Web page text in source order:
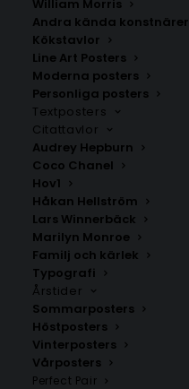
William Morris
Andra kända konstnärer
Kökstavlor
Line Art Posters
Moderna posters
Personliga posters
Textposters
Citattavlor
Audrey Hepburn
Coco Chanel
Hov1
Håkan Hellström
Lars Winnerbäck
Marilyn Monroe
Familj och kärlek
Typografi
Årstider
Sommarposters
Höstposters
Vinterposters
Vårposters
Perfect Pair
Sörforsa
Fr. 200.00kr
Ljusdal
Fr.200.00